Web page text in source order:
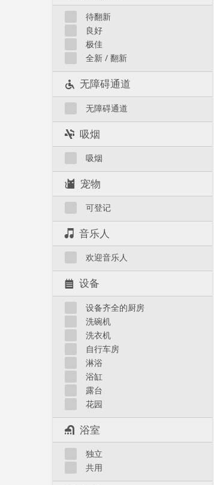
待翻新
良好
极佳
全新 / 翻新
无障碍通道
无障碍通道
吸烟
吸烟
宠物
可登记
音乐人
欢迎音乐人
设备
设备齐全的厨房
洗碗机
洗衣机
自行车房
淋浴
浴缸
露台
花园
浴室
独立
共用